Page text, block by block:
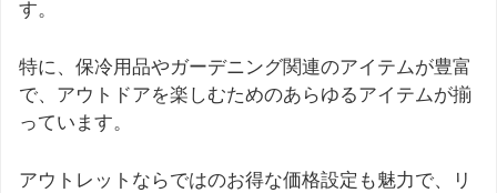
す。
特に、保冷用品やガーデニング関連のアイテムが豊富
で、アウトドアを楽しむためのあらゆるアイテムが揃
っています。
アウトレットならではのお得な価格設定も魅力で、リ